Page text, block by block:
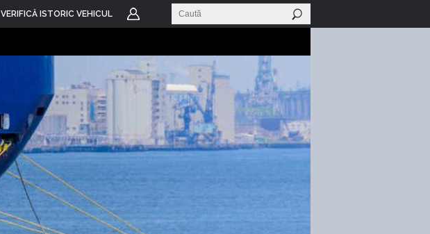
VERIFICĂ ISTORIC VEHICUL